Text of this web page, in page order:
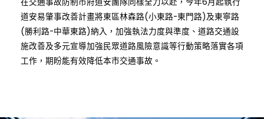
道安易肇事改善計畫將東區林森路(小東路-東門路)及東寧路
(勝利路-中華東路)納入，加強執法力度與準度、道路交通設
施改善及多元宣導加強民眾道路風險意識等行動策略落實各項
工作，期盼能有效降低本市交通事故。